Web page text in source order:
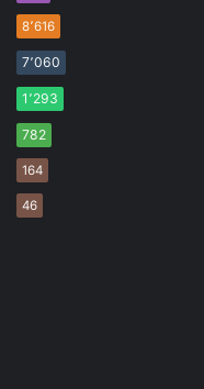
8٬616
7٬060
1٬293
782
164
46